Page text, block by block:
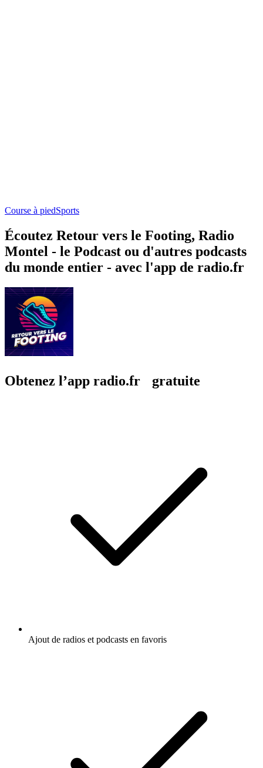
Course à piedSports
Écoutez Retour vers le Footing, Radio
Montel - le Podcast ou d'autres podcasts
du monde entier - avec l'app de radio.fr
Obtenez l’app radio.fr gratuite
Ajout de radios et podcasts en favoris